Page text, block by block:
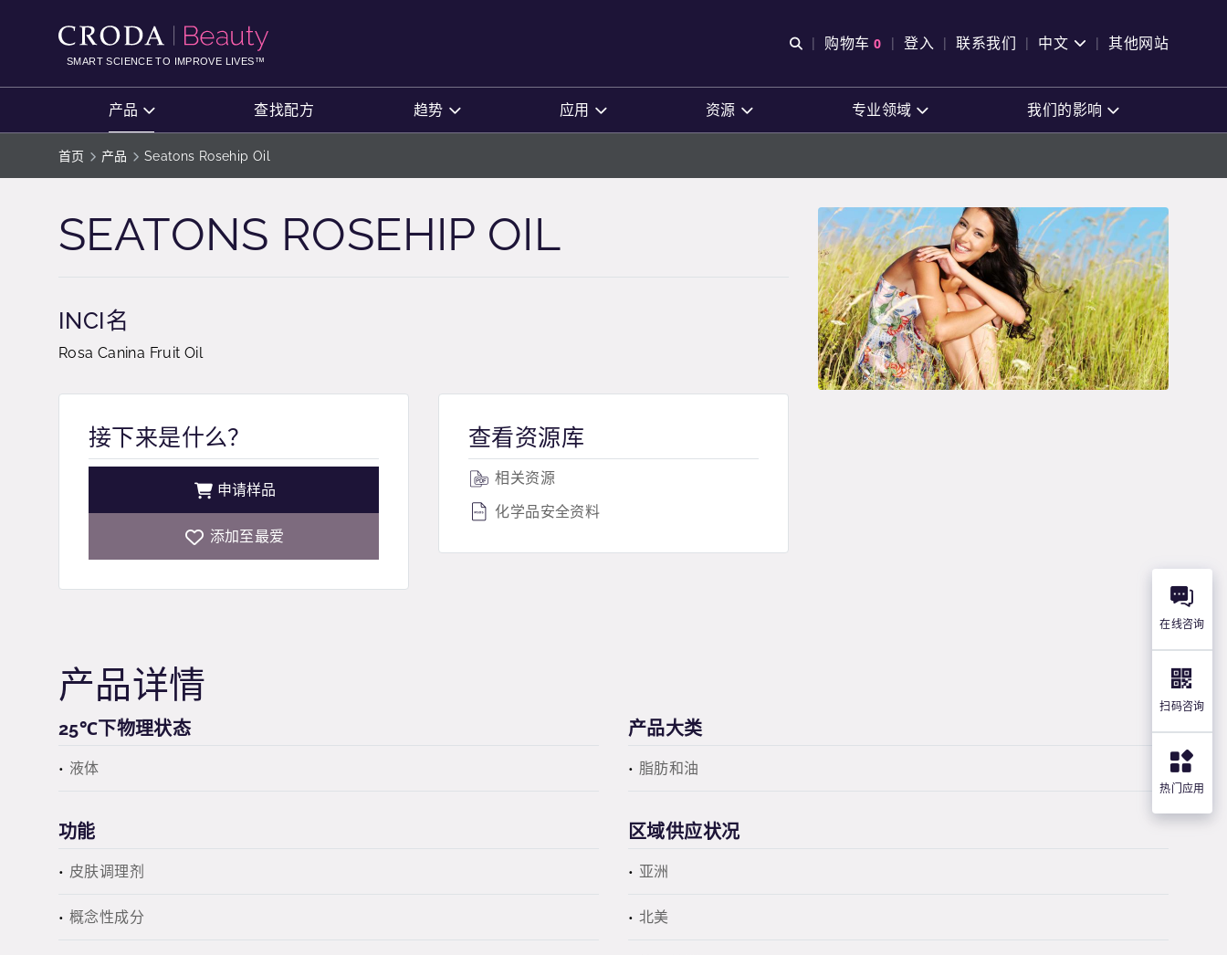
CONTENTSMART SCIENCE TO IMPROVE LIVES™
Open Search
购物车 0
查看购物车
登入 联系我们 中文 其他网站
产品 查找配方 趋势 应用 资源 专业领域 我们的影响
首页 产品 Seatons Rosehip Oil
SEATONS ROSEHIP OIL
INCI名
Rosa Canina Fruit Oil
接下来是什么？
申请样品
添加至最爱
查看资源库
相关资源
化学品安全资料
产品详情
25℃下物理状态
液体
产品大类
脂肪和油
功能
皮肤调理剂
概念性成分
区域供应状况
亚洲
北美
在线咨询
扫码咨询
热门应用